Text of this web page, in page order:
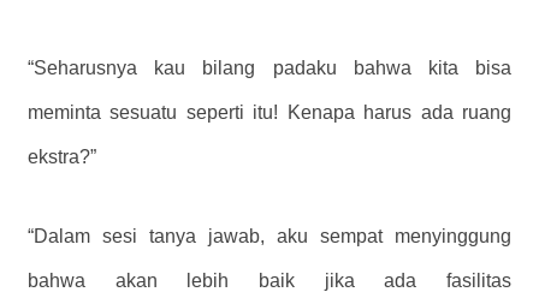
“Seharusnya kau bilang padaku bahwa kita bisa
meminta sesuatu seperti itu! Kenapa harus ada ruang
ekstra?”
“Dalam sesi tanya jawab, aku sempat menyinggung
bahwa akan lebih baik jika ada fasilitas